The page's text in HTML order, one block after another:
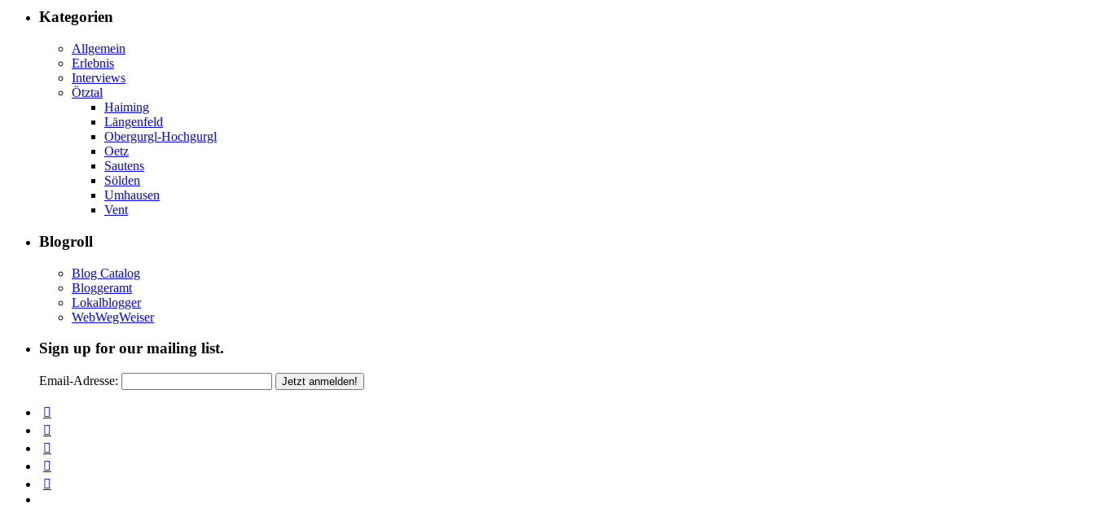
Kategorien
Allgemein
Erlebnis
Interviews
Ötztal
Haiming
Längenfeld
Obergurgl-Hochgurgl
Oetz
Sautens
Sölden
Umhausen
Vent
Blogroll
Blog Catalog
Bloggeramt
Lokalblogger
WebWegWeiser
Sign up for our mailing list.
Email-Adresse: